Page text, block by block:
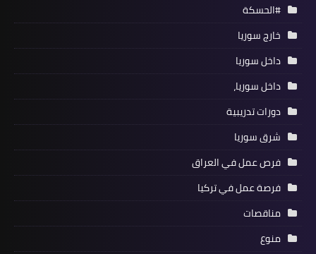
#الحسكة
خارج سوريا
داخل سوريا
داخل سوريا،
دورات تدريبية
شرق سوريا
فرص عمل في العراق
فرصة عمل في تركيا
مناقصات
منوع